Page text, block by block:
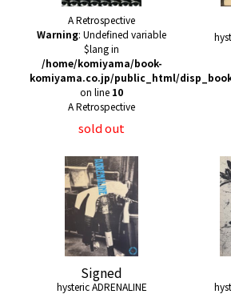
A Retrospective
Warning: Undefined variable
$lang in
/home/komiyama/book-
komiyama.co.jp/public_html/
on line 10
A Retrospective
sold out
Signed
hysteric ADRENALINE